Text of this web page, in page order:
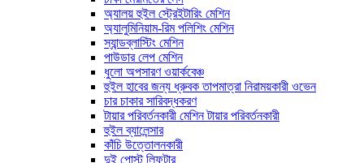
অ্যালয় হুইল স্ট্রেইটারিং মেশিন
অ্যালুমিনিয়াম-রিম পলিশিং মেশিন
স্যান্ডব্লাস্টিং মেশিন
পাউডার লেপ মেশিন
ধুলো অপসারণ ওয়ার্কবেঞ্চ
হুইল হাবের জন্য ধ্রুবক তাপমাত্রা নিরাময়কারী ওভেন
চার চাকার সারিবদ্ধকরণ
টায়ার পরিবর্তনকারী মেশিন টায়ার পরিবর্তনকারী
হুইল ব্যালেন্সার
কাঁচি উত্তোলনকারী
দুই পোস্ট লিফটার